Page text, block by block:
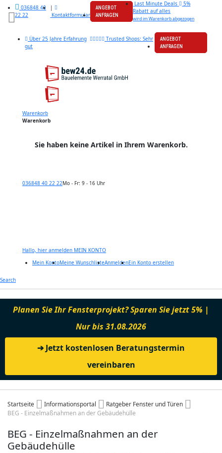
036848 40
22 22
|
Kontaktformular
ANGEBOT
ANFRAGEN
Last Minute Deals
5%
Rabatt auf alles
wird im Warenkorb abgezogen
Über 25 Jahre Erfahrung
Trusted Shops: Sehr
gut
ANGEBOT
ANFRAGEN
Warenkorb
Warenkorb
Sie haben keine Artikel in Ihrem Warenkorb.
036848 40 22 22Mo - Fr: 9 - 16 Uhr
Hallo, hier anmelden MEIN KONTO
Mein KontoMeine WunschlisteAnmeldenEin Konto erstellen
Search
Planen Sie Ihr Fensterprojekt? Sparen Sie jetzt 5% |
Nur bis 31.08.2026
➔ Jetzt kostenlosen Beratungstermin
vereinbaren
Startseite Informationsportal
Ratgeber Fenster und Türen
BEG - Einzelmaßnahmen an der Gebäudehülle
BEG - Einzelmaßnahmen an der
Gebäudehülle